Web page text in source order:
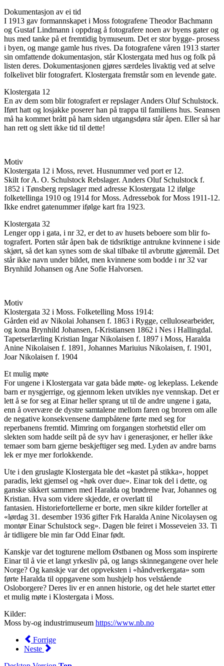
Dokumentasjon av ei tid
I 1913 gav formannskapet i Moss fotografene Theodor Bachmann
og Gustaf Lindmann i oppdrag å fotografere noen av byens gater og
hus med tanke på et fremtidig bymuseum. Det er stor bygge- prosess
i byen, og mange gamle hus rives. Da fotografene våren 1913 starter
sin omfattende dokumentasjon, står Klostergata med hus og folk på
listen deres. Dokumentasjonen gjøres særdeles livaktig ved at selve
folkelivet blir fotografert. Klostergata fremstår som en levende gate.
Klostergata 12
En av dem som blir fotografert er repslager Anders Oluf Schulstock.
Iført hatt og losjakke poserer han på trappa til familiens hus. Seansen
må ha kommet brått på ham siden utgangsdøra står åpen. Eller så har
han rett og slett ikke tid til dette!
Motiv
Klostergata 12 i Moss, revet. Husnummer ved port er 12.
Skilt for A. O. Schulstock Rebslager. Anders Oluf Schulstock f.
1852 i Tønsberg repslager med adresse Klostergata 12 ifølge
folketellinga 1910 og 1914 for Moss. Adressebok for Moss 1911-12.
Ikke endret gatenummer ifølge kart fra 1923.
Klostergata 32
Lenger opp i gata, i nr 32, er det to av husets beboere som blir fo-
tografert. Porten står åpen bak de tidsriktige antrukne kvinnene i side
skjørt, så det kan synes som de skal tilbake til avbrutte gjøremål. Det
står ikke navn under bildet, men kvinnene som bodde i nr 32 var
Brynhild Johansen og Ane Sofie Halvorsen.
Motiv
Klostergata 32 i Moss. Folketelling Moss 1914:
Gården eid av Nikolai Johansen f. 1863 i Rygge, cellulosearbeider,
og kona Brynhild Johansen, f-Kristiansen 1862 i Nes i Hallingdal.
Tapetserlærling Kristian Ingar Nikolaisen f. 1897 i Moss, Haralda
Anine Nikolaisen f. 1891, Johannes Mariuius Nikolaisen, f. 1901,
Joar Nikolaisen f. 1904
Et mulig møte
For ungene i Klostergata var gata både møte- og lekeplass. Lekende
barn er nysgjerrige, og gjennom leken utvikles nye vennskap. Det er
lett å se for seg at Einar heller sprang ut til de andre ungene i gata,
enn å overvære de dystre samtalene mellom faren og broren om alle
de negative konsekvensene dampbåtene førte med seg for
reperbanens fremtid. Mimring om forgangen storhetstid eller om
slekten som hadde seilt på de syv hav i generasjoner, er heller ikke
temaer som barn gjerne beskjeftiger seg med. Lyden av andre barns
lek er mye mer forlokkende.
Ute i den gruslagte Klostergata ble det «kastet på stikka», hoppet
paradis, lekt gjemsel og «høk over due». Einar tok del i dette, og
ganske sikkert sammen med Haralda og brødrene Ivar, Johannes og
Kristian. Hva som videre skjedde, er overlatt til
fantasien. Historiefortellerne er borte, men sikre kilder forteller at
«lørdag 31. desember 1936 gifter Frk Haralda Anine Nicolaysen og
montør Einar Schulstock seg». Dagen ble feiret i Mosseveien 33. Ti
år tidligere ble min far Odd Einar født.
Kanskje var det togturene mellom Østbanen og Moss som inspirerte
Einar til å vie et langt yrkesliv på, og langs skinnegangene over hele
Norge? Og kanskje var det oppveksten i «håndverkergata» som
førte Haralda til oppgavene som hushjelp hos velstående
Osloborgere? Deres liv er en annen historie, og det hele startet etter
et mulig møte i Klostergata i Moss.
Kilder:
Moss by-og industrimuseum https://www.nb.no
Forrige
Neste